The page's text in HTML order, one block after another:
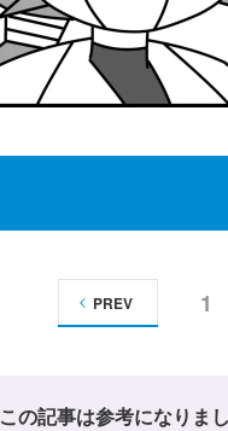
1
PREV
この記事は参考になりま